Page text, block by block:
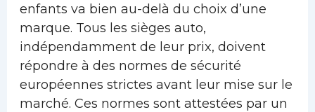
enfants va bien au-delà du choix d’une
marque. Tous les sièges auto,
indépendamment de leur prix, doivent
répondre à des normes de sécurité
européennes strictes avant leur mise sur le
marché. Ces normes sont attestées par un